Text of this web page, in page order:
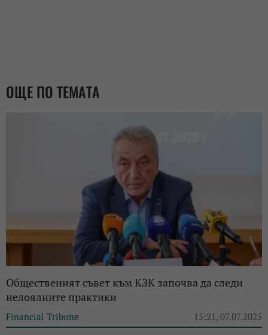
ОЩЕ ПО ТЕМАТА
Общественият съвет към КЗК започва да следи
нелоялните практики
Financial Tribune 15:21, 07.07.2025